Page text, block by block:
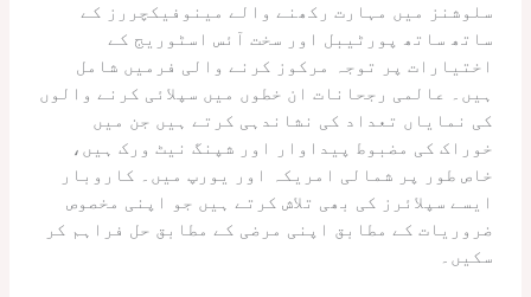
سلوشنز میں مہارت رکھنے والے مینوفیکچررز کے
ساتھ ساتھ پورٹیبل اور سخت آئس اسٹوریج کے
اختیارات پر توجہ مرکوز کرنے والی فرمیں شامل
ہیں۔ عالمی رجحانات ان خطوں میں سپلائی کرنے والوں
کی نمایاں تعداد کی نشاندہی کرتے ہیں جن میں
خوراک کی مضبوط پیداوار اور شپنگ نیٹ ورک ہیں،
خاص طور پر شمالی امریکہ اور یورپ میں۔ کاروبار
ایسے سپلائرز کی بھی تلاش کرتے ہیں جو اپنی مخصوص
ضروریات کے مطابق اپنی مرضی کے مطابق حل فراہم کر
سکیں۔